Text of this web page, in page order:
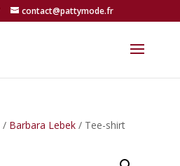
contact@pattymode.fr
/ Barbara Lebek/ Tee-shirt